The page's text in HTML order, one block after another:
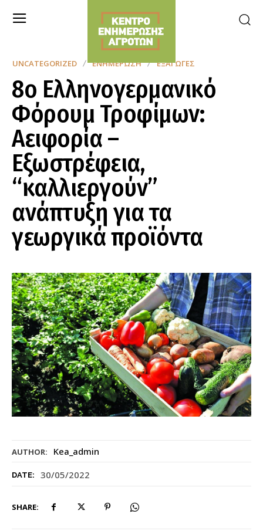
AUTHOR: Kea_admin
DATE: 30/05/2022
SHARE:
UNCATEGORIZED ΕΝΗΜΈΡΩΣΗ ΕΞΑΓΩΓΈΣ
8ο Ελληνογερμανικό
Φόρουμ Τροφίμων:
Αειφορία –
Εξωστρέφεια,
“καλλιεργούν”
ανάπτυξη για τα
γεωργικά προϊόντα